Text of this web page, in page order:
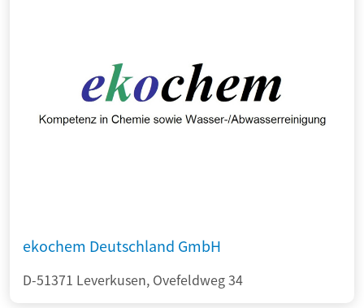
ekochem Deutschland GmbH
D-51371 Leverkusen, Ovefeldweg 34